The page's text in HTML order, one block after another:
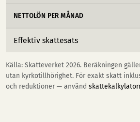
NETTOLÖN PER MÅNAD
Effektiv skattesats
Källa: Skatteverket 2026. Beräkningen
utan kyrkotillhörighet. För exakt skatt
och reduktioner — använd